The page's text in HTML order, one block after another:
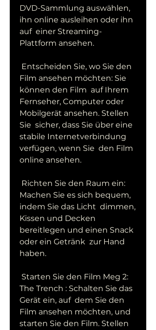
DVD-Sammlung auswählen,
ihn online ausleihen oder ihn
auf  einer Streaming-
Plattform ansehen.
Film ansehen möchten: Sie
können den Film  auf Ihrem
Fernseher, Computer oder
Mobilgerät ansehen. Stellen
Sie  sicher, dass Sie über eine
stabile Internetverbindung
verfügen, wenn Sie  den Film
online ansehen.
Machen Sie es sich bequem,
indem Sie das Licht  dimmen,
Kissen und Decken
bereitlegen und einen Snack
oder ein Getränk  zur Hand
haben.
The Trench : Schalten Sie das
Gerät ein, auf  dem Sie den
Film ansehen möchten, und
starten Sie den Film. Stellen